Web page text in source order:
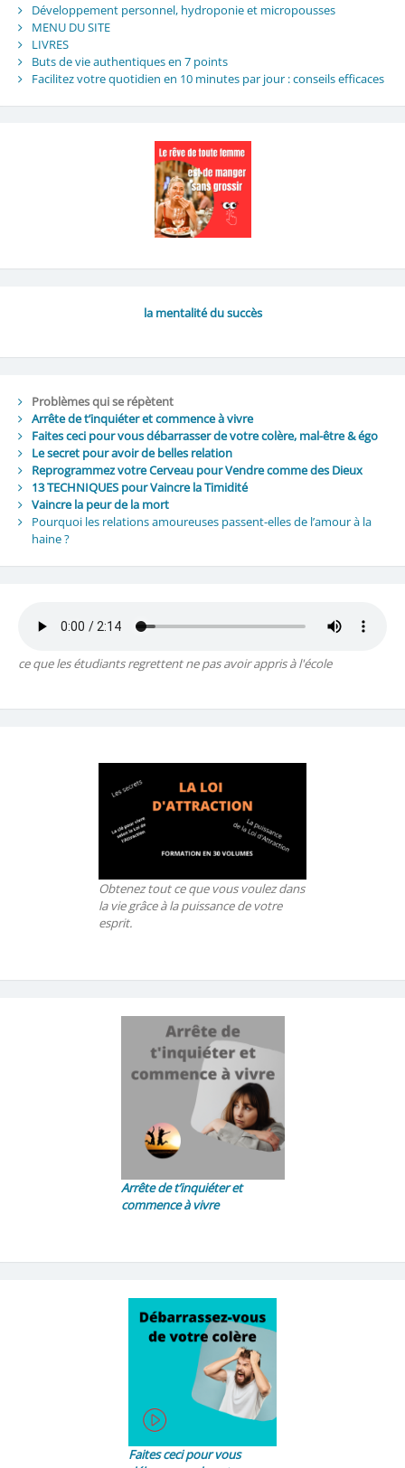
Développement personnel, hydroponie et micropousses
MENU DU SITE
LIVRES
Buts de vie authentiques en 7 points
Facilitez votre quotidien en 10 minutes par jour : conseils efficaces
la mentalité du succès
Problèmes qui se répètent
Arrête de t’inquiéter et commence à vivre
Faites ceci pour vous débarrasser de votre colère, mal-être & égo
Le secret pour avoir de belles relation
Reprogrammez votre Cerveau pour Vendre comme des Dieux
13 TECHNIQUES pour Vaincre la Timidité
Vaincre la peur de la mort
Pourquoi les relations amoureuses passent-elles de l’amour à la
haine ?
ce que les étudiants regrettent ne pas avoir appris à l'école
Obtenez tout ce que vous voulez dans
la vie grâce à la puissance de votre
esprit.
Arrête de t’inquiéter et
commence à vivre
Faites ceci pour vous